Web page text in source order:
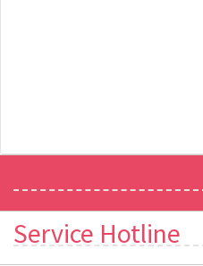
Service Hotline